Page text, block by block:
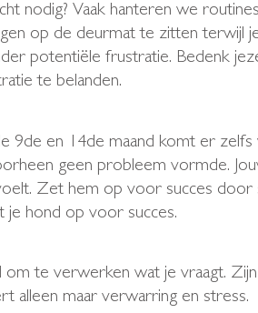
nodig? Vaak hanteren we
op de deurmat te zitten terwijl
potentiële frustratie. Bedenk
te belanden.
9de en 14de maand komt er
geen probleem vormde.
Zet hem op voor succes door
hond op voor succes.
om te verwerken wat je vraagt.
alleen maar verwarring en stress.